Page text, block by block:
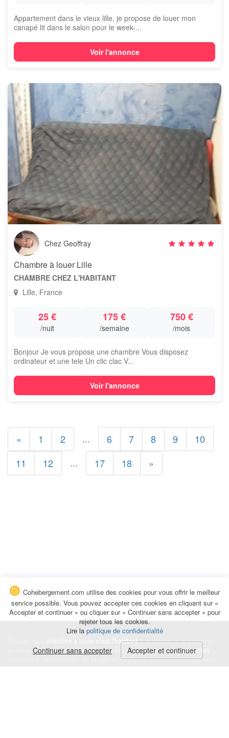
Appartement dans le vieux lille, je propose de louer mon
canapé lit dans le salon pour le week-...
Voir l'annonce
Chez Geoffray
Chambre à louer Lille
CHAMBRE CHEZ L'HABITANT
Lille, France
25 €
/nuit
175 €
/semaine
750 €
/mois
Bonjour Je vous propose une chambre Vous disposez
ordinateur et une tele Un clic clac V...
Voir l'annonce
« 1 2 ... 6 7 8 9
10
11
12 ... 17 18 »
chambre à louer chez l'habitantà la nuitée, à la semaine,
au mois ou à l'année pour de courts et longs séjours, unecolocation
temporaire : des études, un stage, un déplacement professionnel, une
Cohebergement.com utilise des cookies pour vous offrir le meilleur
service possible. Vous pouvez accepter ces cookies en cliquant sur «
Accepter et continuer » ou cliquer sur « Continuer sans accepter » pour
rejeter tous les cookies.
Lire la politique de confidentialité
Continuer sans accepter Accepter et continuer